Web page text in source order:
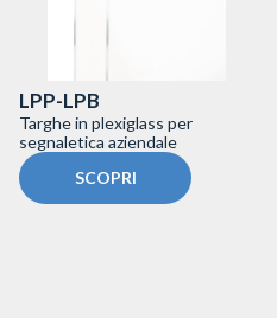
LPP-LPB
Targhe in plexiglass per
segnaletica aziendale
SCOPRI